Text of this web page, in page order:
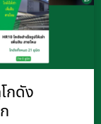
กดัง